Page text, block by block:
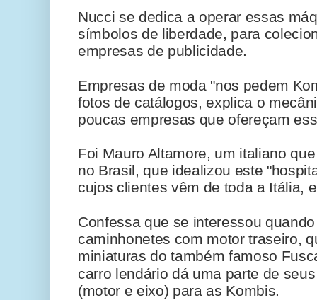
Nucci se dedica a operar essas
símbolos de liberdade, para
empresas de publicidade.
Empresas de moda "nos pedem
fotos de catálogos, explica o
poucas empresas que ofereçam
Foi Mauro Altamore, um italiano
no Brasil, que idealizou este
cujos clientes vêm de toda a Itália,
Confessa que se interessou
caminhonetes com motor traseiro,
miniaturas do também famoso
carro lendário dá uma parte de
(motor e eixo) para as Kombis.